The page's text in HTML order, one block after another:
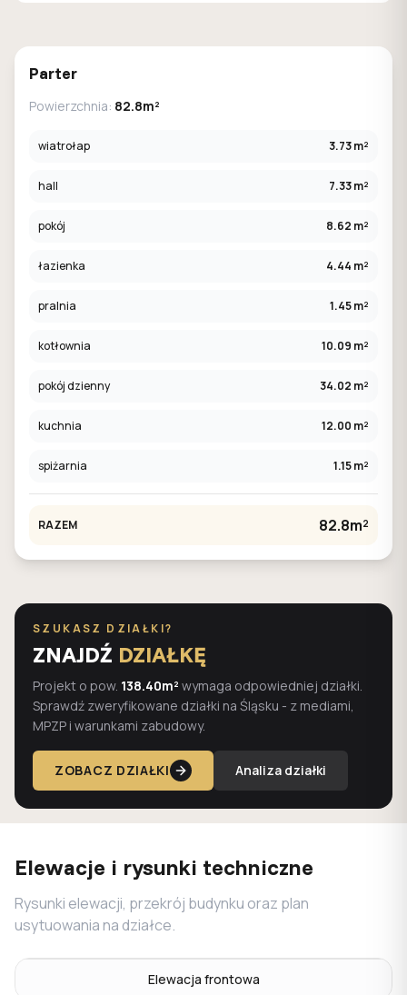
Parter
Powierzchnia: 82.8m²
wiatrołap 3.73 m²
hall 7.33 m²
pokój 8.62 m²
łazienka 4.44 m²
pralnia 1.45 m²
kotłownia 10.09 m²
pokój dzienny 34.02 m²
kuchnia 12.00 m²
spiżarnia 1.15 m²
RAZEM 82.8m²
SZUKASZ DZIAŁKI?
ZNAJDŹ DZIAŁKĘ
Projekt o pow. 138.40m² wymaga odpowiedniej działki.
Sprawdź zweryfikowane działki na Śląsku - z mediami,
MPZP i warunkami zabudowy.
ZOBACZ DZIAŁKI Analiza działki
Elewacje i rysunki techniczne
Rysunki elewacji, przekrój budynku oraz plan
usytuowania na działce.
Elewacja frontowa